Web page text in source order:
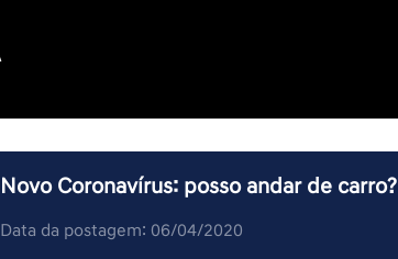
Novo Coronavírus: posso andar de carro?
Data da postagem: 06/04/2020